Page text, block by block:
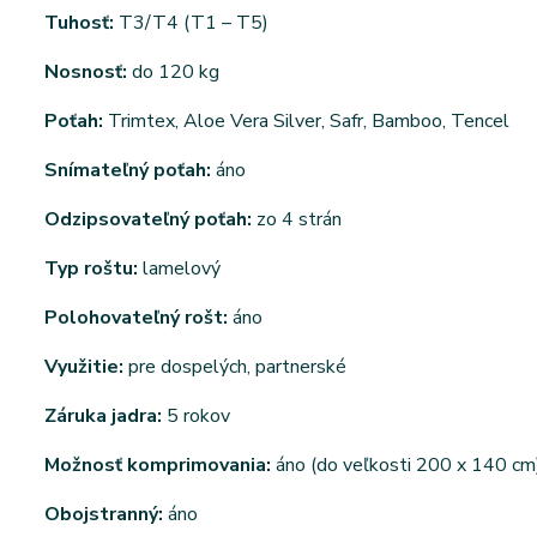
Tuhosť: T3/T4 (T1 – T5)
Nosnosť: do 120 kg
Poťah: Trimtex, Aloe Vera Silver, Safr, Bamboo, Tencel
Snímateľný poťah: áno
Odzipsovateľný poťah: zo 4 strán
Typ roštu: lamelový
Polohovateľný rošt: áno
Využitie: pre dospelých, partnerské
Záruka jadra: 5 rokov
Možnosť komprimovania: áno (do veľkosti 200 x 140
Obojstranný: áno